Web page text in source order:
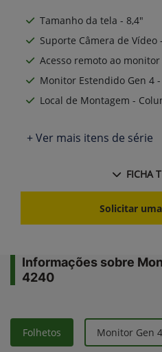
Tamanho da tela - 8,4"
Suporte Câmera de Vídeo
Acesso remoto ao monitor
Monitor Estendido Gen 4 -
Local de Montagem -
+ Ver mais itens de série
FICHA
Solicitar
Informações sobre
4240
Folhetos Monitor Gen